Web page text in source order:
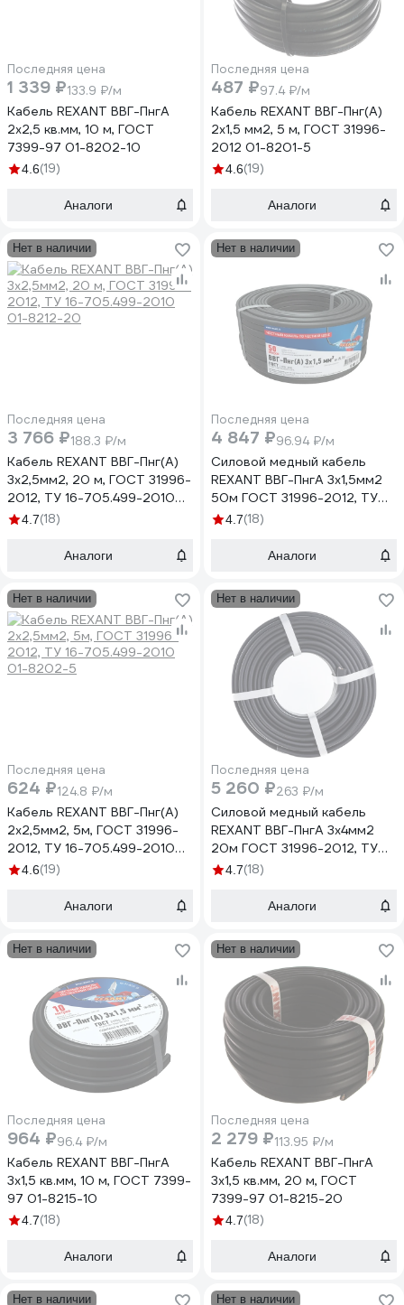
Последняя цена
1 339 ₽133.9 ₽/м
Кабель REXANT ВВГ-ПнгА
2x2,5 кв.мм, 10 м, ГОСТ
7399-97 01-8202-10
4.6(19)
Аналоги
Последняя цена
487 ₽97.4 ₽/м
Кабель REXANT ВВГ-Пнг(А)
2x1,5 мм2, 5 м, ГОСТ 31996-
2012 01-8201-5
4.6(19)
Аналоги
Нет в наличии
Последняя цена
3 766 ₽188.3 ₽/м
Кабель REXANT ВВГ-Пнг(А)
3x2,5мм2, 20 м, ГОСТ 31996-
2012, ТУ 16-705.499-2010
01-8212-20
4.7(18)
Аналоги
Нет в наличии
Последняя цена
4 847 ₽96.94 ₽/м
Силовой медный кабель
REXANT ВВГ-ПнгА 3x1,5мм2
50м ГОСТ 31996-2012, ТУ
16-705.499-2010 01-8215-
4.7(18)
Аналоги
Нет в наличии
Последняя цена
624 ₽124.8 ₽/м
Кабель REXANT ВВГ-Пнг(А)
2x2,5мм2, 5м, ГОСТ 31996-
2012, ТУ 16-705.499-2010
01-8202-5
4.6(19)
Аналоги
Нет в наличии
Последняя цена
5 260 ₽263 ₽/м
Силовой медный кабель
REXANT ВВГ-ПнгА 3x4мм2
20м ГОСТ 31996-2012, ТУ
16-705.499-2010 01-8213-
4.7(18)
Аналоги
Нет в наличии
Последняя цена
964 ₽96.4 ₽/м
Кабель REXANT ВВГ-ПнгА
3x1,5 кв.мм, 10 м, ГОСТ 7399-
97 01-8215-10
4.7(18)
Аналоги
Нет в наличии
Последняя цена
2 279 ₽113.95 ₽/м
Кабель REXANT ВВГ-ПнгА
3x1,5 кв.мм, 20 м, ГОСТ
7399-97 01-8215-20
4.7(18)
Аналоги
Нет в наличии Нет в наличии